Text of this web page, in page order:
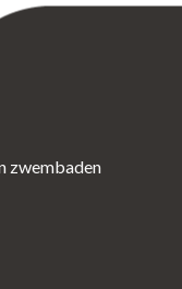
zwembaden